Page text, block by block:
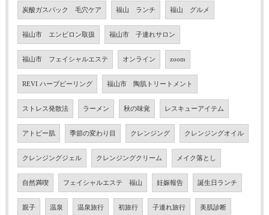
炭酸ガスパック 毛穴ケア 福山 ランチ 福山 グルメ
福山市 エンビロン取扱 福山市 子連れサロン
福山市 フェイシャルエステ オンライン zoom
REVI ハーブピーリング 福山市 陶肌トリートメント
ストレス発散法 ラーメン 秋の味覚 レスキューアイテム
アトピー肌 季節の変わり目 クレンジング クレンジングオイル
クレンジングジェル クレンジングクリーム メイク落とし
自然満喫 フェイシャルエステ 福山 妊娠報告 誕生日ランチ
親子 温泉 温泉旅行 初旅行 子連れ旅行 美肌診断